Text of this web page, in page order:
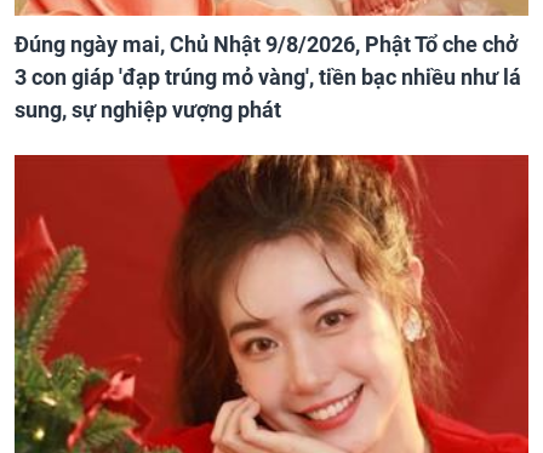
Đúng ngày mai, Chủ Nhật 9/8/2026, Phật Tổ che chở
3 con giáp 'đạp trúng mỏ vàng', tiền bạc nhiều như lá
sung, sự nghiệp vượng phát